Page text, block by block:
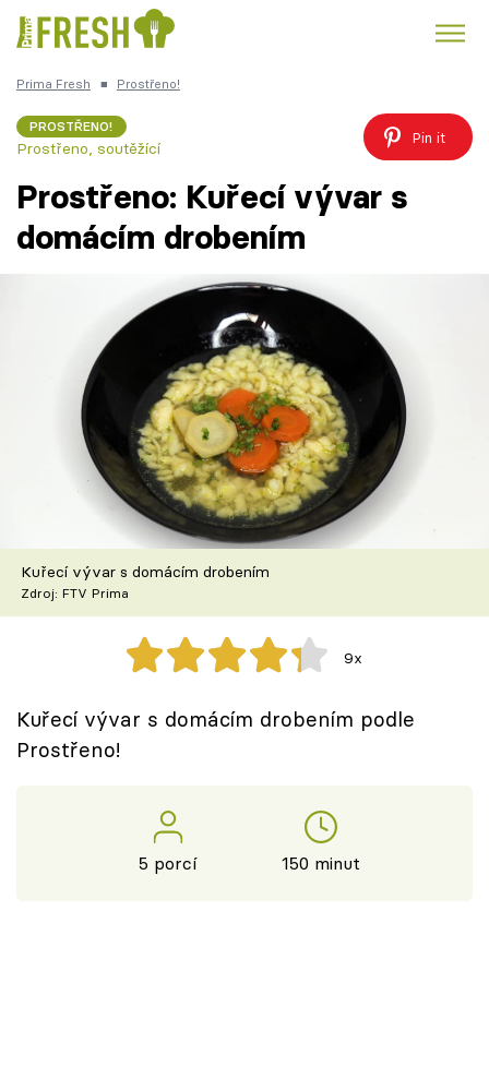
Česká kuchyně
Recepty
Články
TV Program
Škola vaření
Recepty z TV
Speciál: Cuketa
Těhotnej kuchař
Sledujte prima+
Prima Fresh ■ Prostřeno!
PROSTŘENO!
Prostřeno, soutěžící
Pin it
Prostřeno: Kuřecí vývar s
domácím drobením
Kuřecí vývar s domácím drobením
Zdroj: FTV Prima
9x
Kuřecí vývar s domácím drobením podle
Prostřeno!
5 porcí 150 minut